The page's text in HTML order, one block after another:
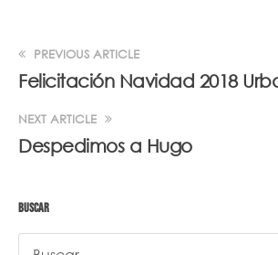
PREVIOUS ARTICLE
Felicitación Navidad 2018
NEXT ARTICLE
Despedimos a Hugo
BUSCAR